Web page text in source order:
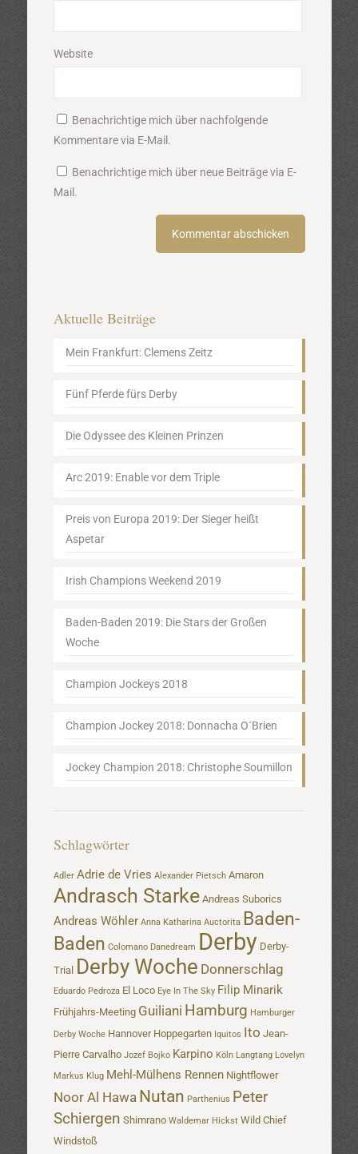
Website
Benachrichtige mich über nachfolgende
Kommentare via E-Mail.
Benachrichtige mich über neue Beiträge via E-
Mail.
Aktuelle Beiträge
Mein Frankfurt: Clemens Zeitz
Fünf Pferde fürs Derby
Die Odyssee des Kleinen Prinzen
Arc 2019: Enable vor dem Triple
Preis von Europa 2019: Der Sieger heißt
Aspetar
Irish Champions Weekend 2019
Baden-Baden 2019: Die Stars der Großen
Woche
Champion Jockeys 2018
Champion Jockey 2018: Donnacha O´Brien
Jockey Champion 2018: Christophe Soumillon
Schlagwörter
Adler Adrie de Vries Alexander Pietsch Amaron
Andrasch Starke Andreas Suborics
Andreas Wöhler Anna Katharina Auctorita Baden-
Baden Colomano Danedream Derby Derby-
Trial Derby Woche Donnerschlag
Eduardo Pedroza El Loco Eye In The Sky Filip Minarik
Frühjahrs-Meeting Guiliani Hamburg Hamburger
Derby Woche Hannover Hoppegarten Iquitos Ito Jean-
Pierre Carvalho Jozef Bojko Karpino Köln Langtang Lovelyn
Markus Klug Mehl-Mülhens Rennen Nightflower
Noor Al Hawa Nutan Parthenius Peter
Schiergen Shimrano Waldemar Hickst Wild Chief
Windstoß